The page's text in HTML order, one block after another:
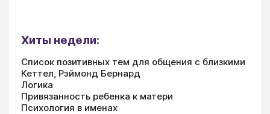
Хиты недели:
Список позитивных тем для общения с близкими
Кеттел, Рэймонд Бернард
Логика
Привязанность ребенка к матери
Психология в именах